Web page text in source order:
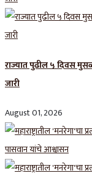
राज्यात पुढील ५ दिवस
जारी
August 01, 2026